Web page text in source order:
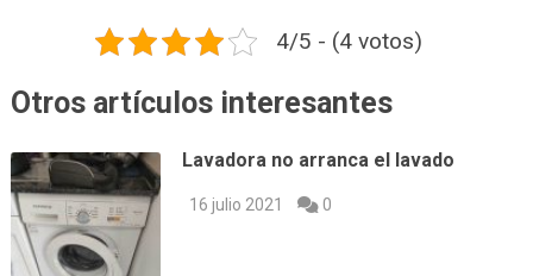
4/5 - (4 votos)
Otros artículos interesantes
Lavadora no arranca el lavado
16 julio 2021 0